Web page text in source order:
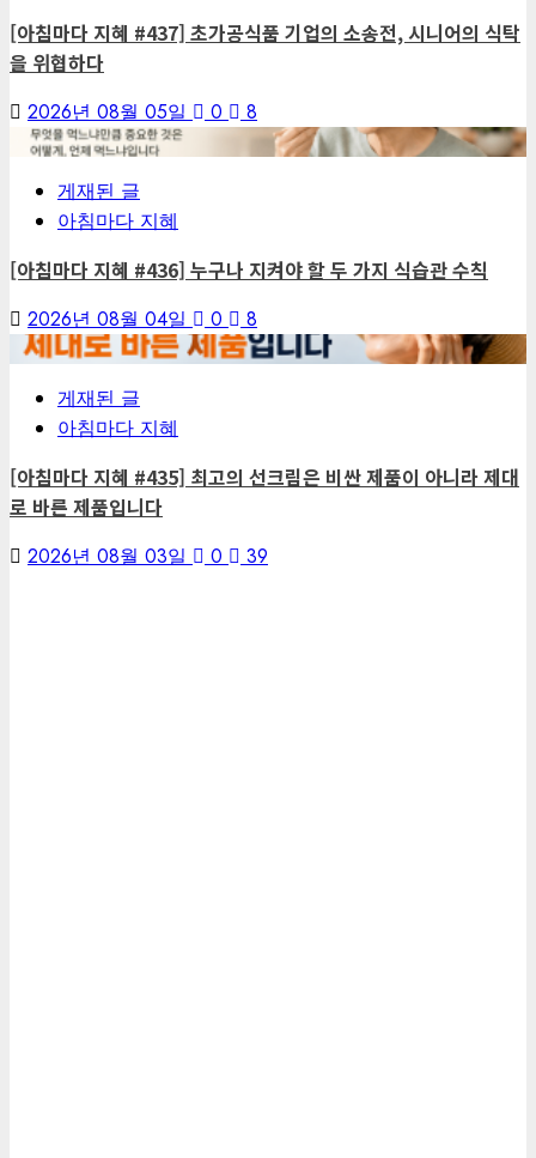
[아침마다 지혜 #437] 초가공식품 기업의 소송전, 시니어의 식탁
을 위협하다
2026년 08월 05일 0
8
게재된 글
아침마다 지혜
[아침마다 지혜 #436] 누구나 지켜야 할 두 가지 식습관 수칙
2026년 08월 04일 0
8
게재된 글
아침마다 지혜
[아침마다 지혜 #435] 최고의 선크림은 비싼 제품이 아니라 제대
로 바른 제품입니다
2026년 08월 03일 0 39